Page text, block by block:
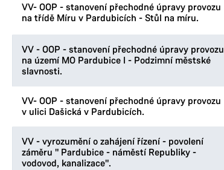
VV- OOP - stanovení přechodné úpravy provozu
na třídě Míru v Pardubicích - Stůl na míru.
VV - OOP - stanovení přechodné úpravy provozu
na území MO Pardubice I - Podzimní městské
slavnosti.
VV- OOP - stanovení přechodné úpravy provozu
v ulici Dašická v Pardubicích.
VV - vyrozumění o zahájení řízení - povolení
záměru " Pardubice - náměstí Republiky -
vodovod, kanalizace".